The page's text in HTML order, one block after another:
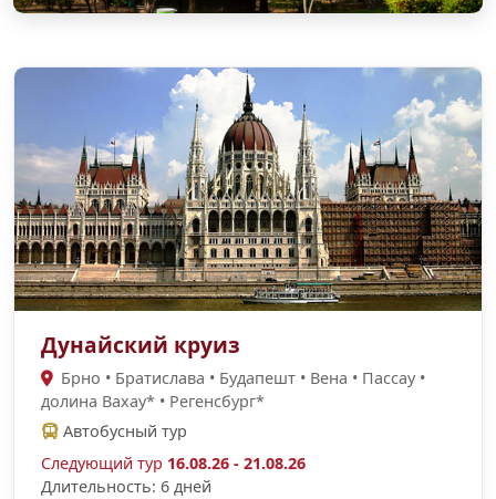
Дунайский круиз
Брно • Братислава • Будапешт • Вена • Пассау •
долина Вахау* • Регенсбург*
Автобусный тур
Следующий тур 16.08.26 - 21.08.26
Длительность: 6 дней